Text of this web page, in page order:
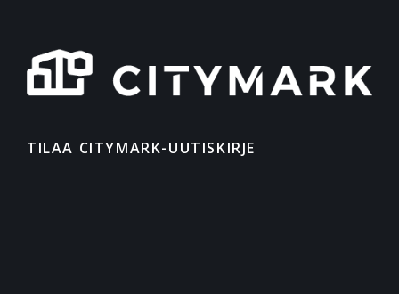
TILAA CITYMARK-UUTISKIRJE